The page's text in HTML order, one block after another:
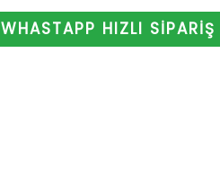
WHASTAPP HIZLI SİPARİŞ